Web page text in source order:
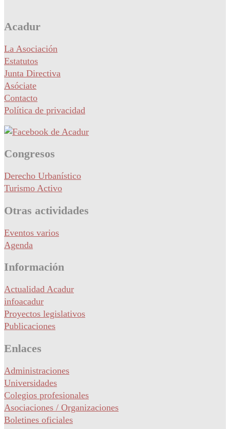
Acadur
La Asociación
Estatutos
Junta Directiva
Asóciate
Contacto
Política de privacidad
Congresos
Derecho Urbanístico
Turismo Activo
Otras actividades
Eventos varios
Agenda
Información
Actualidad Acadur
infoacadur
Proyectos legislativos
Publicaciones
Enlaces
Administraciones
Universidades
Colegios profesionales
Asociaciones / Organizaciones
Boletines oficiales